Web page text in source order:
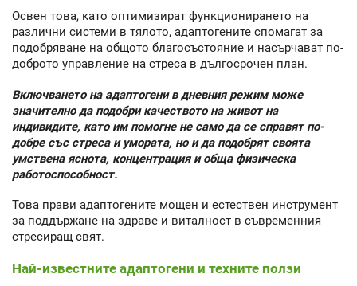
Освен това, като оптимизират функционирането на
различни системи в тялото, адаптогените спомагат за
подобряване на общото благосъстояние и насърчават по-
доброто управление на стреса в дългосрочен план.
Включването на адаптогени в дневния режим може
значително да подобри качеството на живот на
индивидите, като им помогне не само да се справят по-
добре със стреса и умората, но и да подобрят своята
умствена яснота, концентрация и обща физическа
работоспособност.
Това прави адаптогените мощен и естествен инструмент
за поддържане на здраве и виталност в съвременния
стресиращ свят.
Най-известните адаптогени и техните ползи